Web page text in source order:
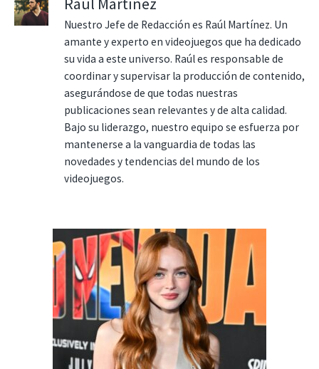
Nuestro Jefe de Redacción es Raúl Martínez. Un
amante y experto en videojuegos que ha dedicado
su vida a este universo. Raúl es responsable de
coordinar y supervisar la producción de contenido,
asegurándose de que todas nuestras
publicaciones sean relevantes y de alta calidad.
Bajo su liderazgo, nuestro equipo se esfuerza por
mantenerse a la vanguardia de todas las
novedades y tendencias del mundo de los
videojuegos.